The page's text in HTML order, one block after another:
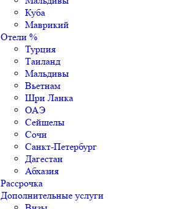
Куба
Маврикий
Отели %
Турция
Таиланд
Мальдивы
Вьетнам
Шри Ланка
ОАЭ
Сейшелы
Сочи
Санкт-Петербург
Дагестан
Абхазия
Рассрочка
Дополнительные услуги